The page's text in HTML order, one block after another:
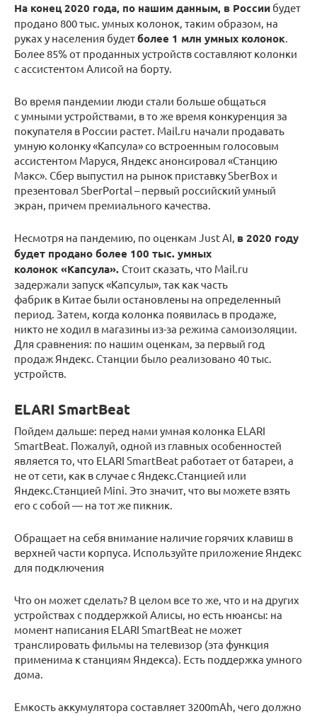
На конец 2020 года, по нашим данным, в России будет
продано 800 тыс. умных колонок, таким образом, на
руках у населения будетболее 1 млн умных колонок.
Более 85% от проданных устройств составляют колонки
с ассистентом Алисой на борту.
Во время пандемии люди стали больше общаться
с умными устройствами, в то же время конкуренция за
покупателя в России растет. Mail.ru начали продавать
умную колонку «Капсула» со встроенным голосовым
ассистентом Маруся, Яндекс анонсировал «Станцию
Макс». Сбер выпустил на рынок приставку SberBox и
презентовал SberPortal – первый российский умный
экран, причем премиального качества.
Несмотря на пандемию, по оценкам Just AI, в 2020 году
будет продано более 100 тыс. умных
колонок «Капсула». Стоит сказать, что Mail.ru
задержали запуск «Капсулы», так как часть
фабрик в Китае были остановлены на определенный
период. Затем, когда колонка появилась в продаже,
никто не ходил в магазины из-за режима самоизоляции.
Для сравнения: по нашим оценкам, за первый год
продаж Яндекс. Станции было реализовано 40 тыс.
устройств.
ELARI SmartBeat
Пойдем дальше: перед нами умная колонка ELARI
SmartBeat. Пожалуй, одной из главных особенностей
является то, что ELARI SmartBeat работает от батареи, а
не от сети, как в случае с Яндекс.Станцией или
Яндекс.Станцией Mini. Это значит, что вы можете взять
его с собой — на тот же пикник.
Обращает на себя внимание наличие горячих клавиш в
верхней части корпуса. Используйте приложение Яндекс
для подключения
Что он может сделать? В целом все то же, что и на других
устройствах с поддержкой Алисы, но есть нюансы: на
момент написания ELARI SmartBeat не может
транслировать фильмы на телевизор (эта функция
применима к станциям Яндекса). Есть поддержка умного
дома.
Емкость аккумулятора составляет 3200mAh, чего должно